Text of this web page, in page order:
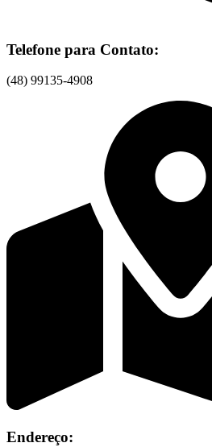
Telefone para Contato:
(48) 99135-4908
Endereço: